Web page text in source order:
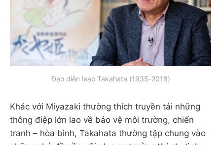
Đạo diễn Isao Takahata (1935-2018)
Khác với Miyazaki thường thích truyền tải những
thông điệp lớn lao về bảo vệ môi trường, chiến
tranh – hòa bình, Takahata thường tập chung vào